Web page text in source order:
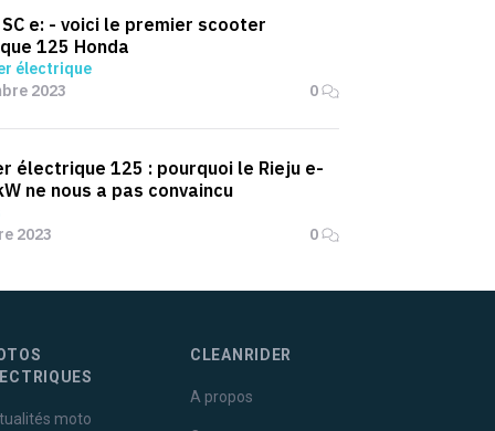
SC e: - voici le premier scooter
125 Honda
électrique
2023
0
électrique 125 : pourquoi le Rieju e-
ne nous a pas convaincu
2023
0
moto
CLEANRIDER
A propos